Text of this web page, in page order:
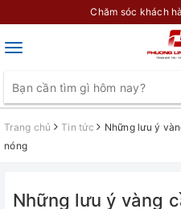
Chăm sóc khách
Toggle
Trang chủ Tin tức
Những lưu ý
nóng
Những lưu ý vàng